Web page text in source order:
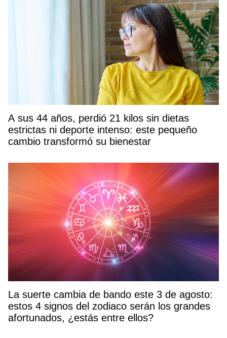
A sus 44 años, perdió 21 kilos sin dietas
estrictas ni deporte intenso: este pequeño
cambio transformó su bienestar
La suerte cambia de bando este 3 de agosto:
estos 4 signos del zodiaco serán los grandes
afortunados, ¿estás entre ellos?